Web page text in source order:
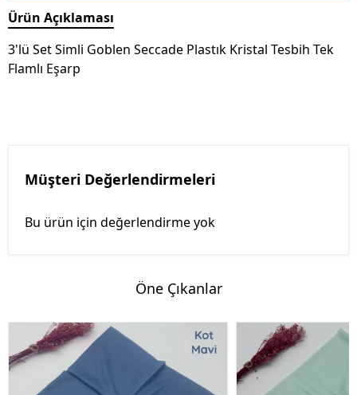
Ürün Açıklaması
3'lü Set Simli Goblen Seccade Plastık Kristal Tesbih Tek
Flamlı Eşarp
Müşteri Değerlendirmeleri
Bu ürün için değerlendirme yok
Öne Çıkanlar